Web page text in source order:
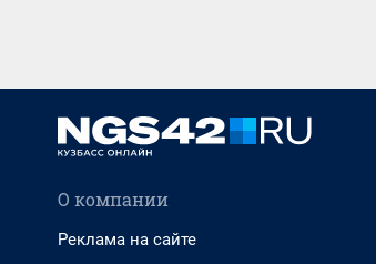
О компании
Реклама на сайте